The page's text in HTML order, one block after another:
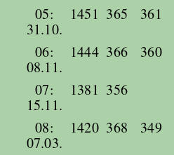
05:
31.10.
1451 365 361
06:
08.11.
1444 366 360
07:
15.11.
1381 356
08:
07.03.
1420 368 349